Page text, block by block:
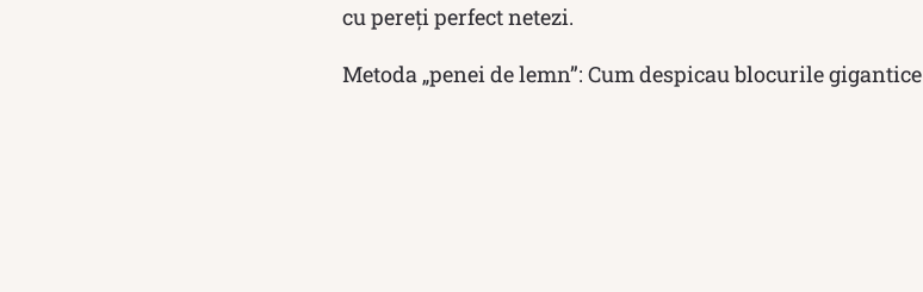
cu pereți perfect netezi.
Metoda „penei de lemn”: Cum despicau blocurile gigantice